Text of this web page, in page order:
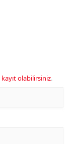
kayıt olabilirsiniz.